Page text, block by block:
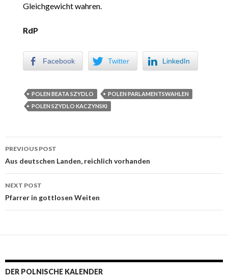
Gleichgewicht wahren.
RdP
Facebook Twitter LinkedIn
POLEN BEATA SZYDLO
POLEN PARLAMENTSWAHLEN
POLEN SZYDLO KACZYNSKI
Post navigation
PREVIOUS POST
Aus deutschen Landen, reichlich vorhanden
NEXT POST
Pfarrer in gottlosen Weiten
DER POLNISCHE KALENDER